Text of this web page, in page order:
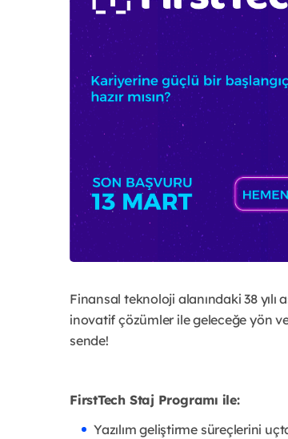
Finansal teknoloji alanındaki 38
inovatif çözümler ile geleceğe yön
sende!
FirstTech Staj Programı ile:
Yazılım geliştirme süreçlerini